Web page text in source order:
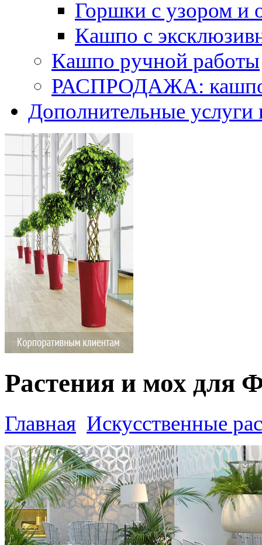
Горшки с узором и
Кашпо с
Кашпо ручной работы
РАСПРОДАЖА: кашпо
Дополнительные услуги
Растения и мох для
Главная Искусственные